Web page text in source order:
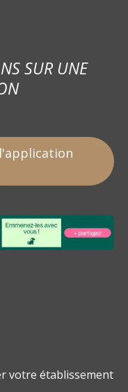
SUR UNE
votre établissement